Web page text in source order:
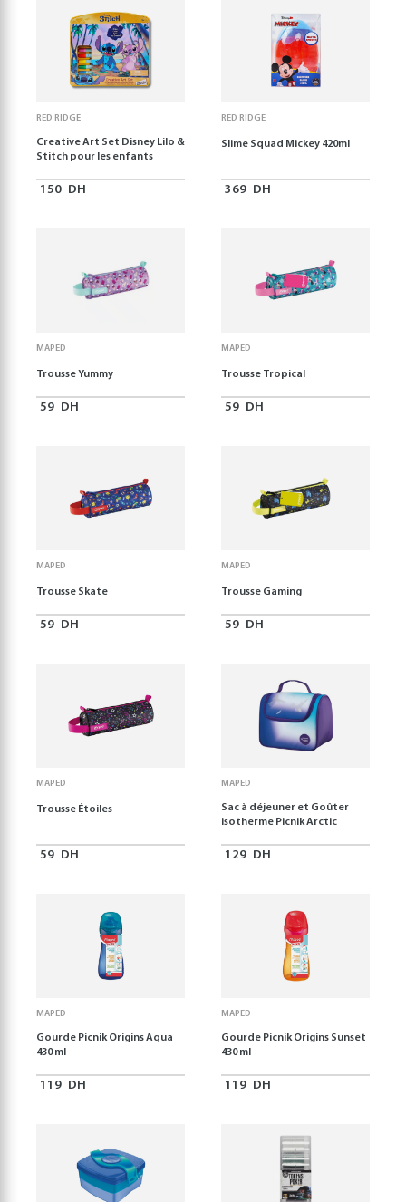
RED RIDGE
Creative Art Set Disney Lilo &
Stitch pour les enfants
150 DH
RED RIDGE
Slime Squad Mickey 420ml
369 DH
MAPED
Trousse Yummy
59 DH
MAPED
Trousse Tropical
59 DH
MAPED
Trousse Skate
59 DH
MAPED
Trousse Gaming
59 DH
MAPED
Trousse Étoiles
59 DH
MAPED
Sac à déjeuner et Goûter
isotherme Picnik Arctic
129 DH
MAPED
Gourde Picnik Origins Aqua
430 ml
119 DH
MAPED
Gourde Picnik Origins Sunset
430 ml
119 DH